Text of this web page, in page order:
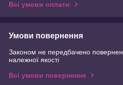
Всі умови оплати
Умови повернення
Законом не передбачено
належної якості
Всі умови повернення